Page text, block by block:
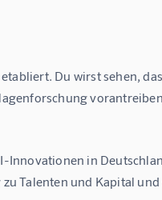
Du wirst sehen,
Innovationen in
Talenten und Kapital